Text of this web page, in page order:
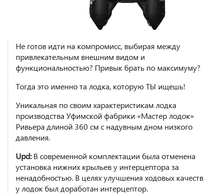
Не готов идти на компромисс, выбирая между
привлекательным внешним видом и
функциональностью? Привык брать по максимуму?
Тогда это именно та лодка, которую ТЫ ищешь!
Уникальная по своим характеристикам лодка
производства Уфимской фабрики «Мастер лодок»
Ривьера длиной 360 см с надувным дном низкого
давления.
Upd:В современной комплектации была отменена
установка нижних крыльев у интерцептора за
ненадобностью. В целях улучшения ходовых качеств
у лодок был доработан интерцептор.